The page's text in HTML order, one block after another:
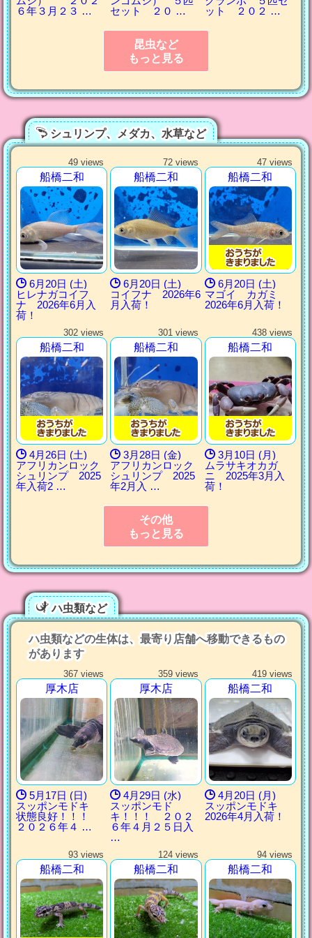
６年３月２３ …
セット ２０ …
ット ２０２ …
昆虫など
もっと見る
シュリンプ、メダカ、水草など
49 views
船橋二和
6月20日 (土)
ヒレナガコイフ
ナ 2026年6月入
荷！
72 views
船橋二和
6月20日 (土)
コイフナ 2026年6
月入荷！
47 views
船橋二和
6月20日 (土)
マゴイ カガミ
2026年6月入荷！
302 views
船橋二和
4月26日 (土)
アフリカンロック
シュリンプ 2025
年入荷2 …
301 views
船橋二和
3月28日 (金)
アフリカンロック
シュリンプ 2025
年2月入 …
438 views
船橋二和
3月10日 (月)
ムラサキオカガ
ニ 2025年3月入
荷！
その他
もっと見る
ハ虫類など
ハ虫類などの生体は、最寄り店舗へ移動できるもの
があります
367 views
厚木店
5月17日 (日)
スッポンモドキ
状態良好！！！
２０２６年４ …
359 views
厚木店
4月29日 (水)
スッポンモド
キ！！！ ２０２
６年４月２５日入
…
419 views
船橋二和
4月20日 (月)
スッポンモドキ
2026年4月入荷！
93 views
船橋二和
124 views
船橋二和
94 views
船橋二和